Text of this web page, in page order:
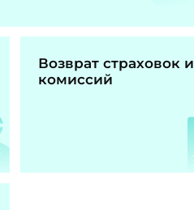
Возврат страховок и
комиссий